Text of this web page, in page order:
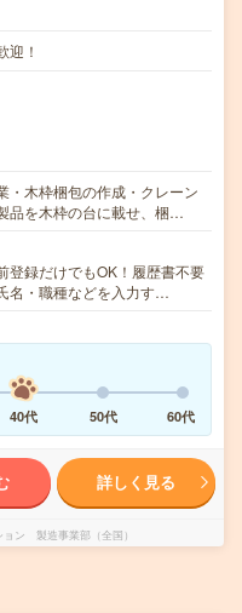
迎！
・木枠梱包の作成・クレーン
品を木枠の台に載せ、梱…
録だけでもOK！履歴書不要
名・職種などを入力す…
40代 50代 60代
詳しく見る
ン 製造事業部（全国）